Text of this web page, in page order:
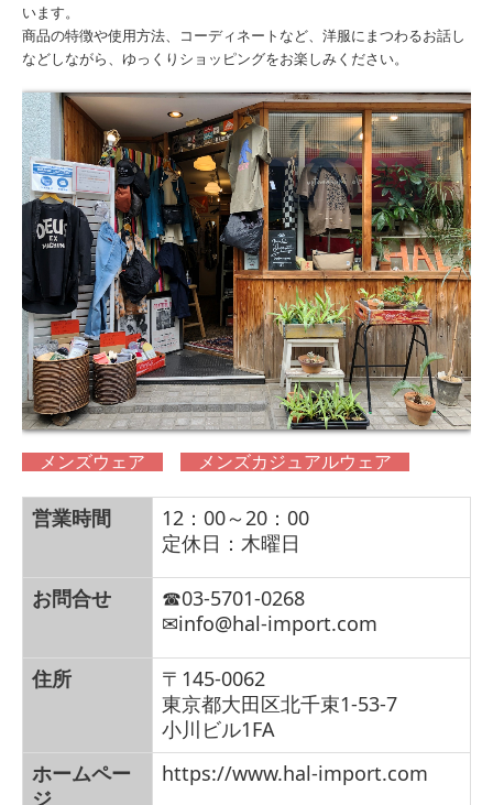
います。
商品の特徴や使用方法、コーディネートなど、洋服にまつわるお話し
などしながら、ゆっくりショッピングをお楽しみください。
メンズウェア メンズカジュアルウェア
営業時間
12：00～20：00
定休日：木曜日
お問合せ ☎03-5701-0268
✉info@hal-import.com
住所
〒145-0062
東京都大田区北千束1-53-7
小川ビル1FA
ホームペー
ジ
https://www.hal-import.com